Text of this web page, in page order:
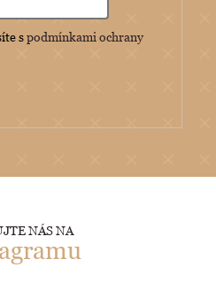
spodmínkami ochrany
NÁS NA